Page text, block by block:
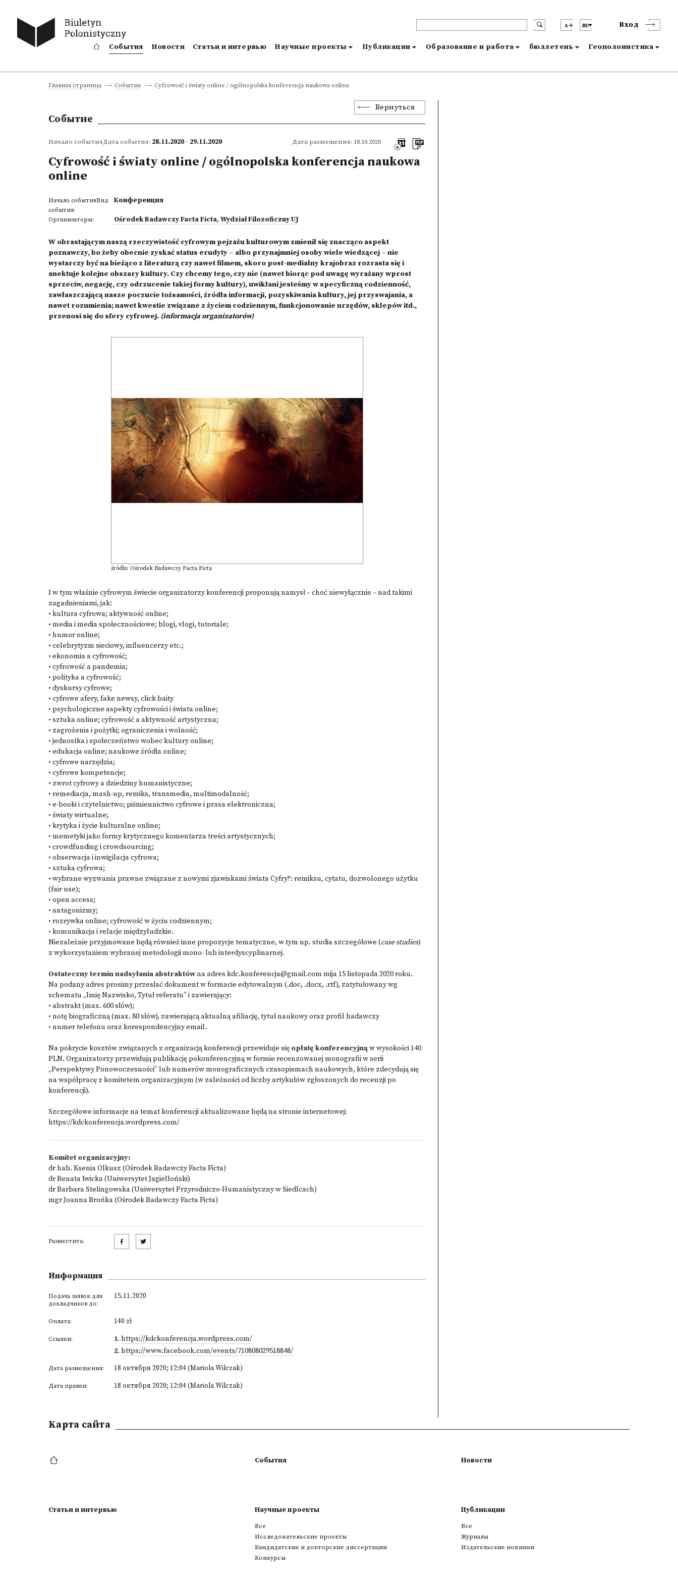
A RU Вход
События Новости Статьи и интервью Научные проекты Публикации Образование и работа бюллетень Геополонистика
Главная страница События Cyfrowość i światy online / ogólnopolska konferencja naukowa online
Вернуться
Событие
Начало событияДата события: 28.11.2020 - 29.11.2020 Дата размещения: 18.10.2020
Cyfrowość i światy online / ogólnopolska konferencja naukowa
online
Начало событияВид
события:
Конференция
Организаторы: Ośrodek Badawczy Facta Ficta, Wydział Filozoficzny UJ
W obrastającym naszą rzeczywistość cyfrowym pejzażu kulturowym zmienił się znacząco aspekt
poznawczy, bo żeby obecnie zyskać status erudyty – albo przynajmniej osoby wiele wiedzącej – nie
wystarczy być na bieżąco z literaturą czy nawet filmem, skoro post-medialny krajobraz rozrasta się i
anektuje kolejne obszary kultury. Czy chcemy tego, czy nie (nawet biorąc pod uwagę wyrażany wprost
sprzeciw, negację, czy odrzucenie takiej formy kultury), uwikłani jesteśmy w specyficzną codzienność,
zawłaszczającą nasze poczucie tożsamości, źródła informacji, pozyskiwania kultury, jej przyswajania, a
nawet rozumienia; nawet kwestie związane z życiem codziennym, funkcjonowanie urzędów, sklepów itd.,
przenosi się do sfery cyfrowej. (informacja organizatorów)
źródło: Ośrodek Badawczy Facta Ficta
I w tym właśnie cyfrowym świecie organizatorzy konferencji proponują namysł – choć niewyłącznie – nad takimi
zagadnieniami, jak:
• kultura cyfrowa; aktywność online;
• media i media społecznościowe; blogi, vlogi, tutoriale;
• humor online;
• celebrytyzm sieciowy, influencerzy etc.;
• ekonomia a cyfrowość;
• cyfrowość a pandemia;
• polityka a cyfrowość;
• dyskursy cyfrowe;
• cyfrowe afery, fake newsy, click baity
• psychologiczne aspekty cyfrowości i świata online;
• sztuka online; cyfrowość a aktywność artystyczna;
• zagrożenia i pożytki; ograniczenia i wolność;
• jednostka i społeczeństwo wobec kultury online;
• edukacja online; naukowe źródła online;
• cyfrowe narzędzia;
• cyfrowe kompetencje;
• zwrot cyfrowy a dziedziny humanistyczne;
• remediacja, mash-up, remiks, transmedia, multimodalność;
• e-booki i czytelnictwo; piśmiennictwo cyfrowe i prasa elektroniczna;
• światy wirtualne;
• krytyka i życie kulturalne online;
• memetyki jako formy krytycznego komentarza treści artystycznych;
• crowdfunding i crowdsourcing;
• obserwacja i inwigilacja cyfrowa;
• sztuka cyfrowa;
• wybrane wyzwania prawne związane z nowymi zjawiskami świata Cyfry?: remiksu, cytatu, dozwolonego użytku
(fair use);
• open access;
• antagonizmy;
• rozrywka online; cyfrowość w życiu codziennym;
• komunikacja i relacje międzyludzkie.
Niezależnie przyjmowane będą również inne propozycje tematyczne, w tym np. studia szczegółowe (case studies)
z wykorzystaniem wybranej metodologii mono- lub interdyscyplinarnej.
Ostateczny termin nadsyłania abstraktówna adres kdc.konferencja@gmail.com mija 15 listopada 2020 roku.
Na podany adres prosimy przesłać dokument w formacie edytowalnym (.doc, .docx, .rtf), zatytułowany wg
schematu „Imię Nazwisko, Tytuł referatu” i zawierający:
• abstrakt (max. 600 słów);
• notę biograficzną (max. 80 słów), zawierającą aktualną afiliację, tytuł naukowy oraz profil badawczy
• numer telefonu oraz korespondencyjny email.
Na pokrycie kosztów związanych z organizacją konferencji przewiduje się opłatę konferencyjnąw wysokości 140
PLN. Organizatorzy przewidują publikację pokonferencyjną w formie recenzowanej monografii w serii
„Perspektywy Ponowoczesności” lub numerów monograficznych czasopismach naukowych, które zdecydują się
na współpracę z komitetem organizacyjnym (w zależności od liczby artykułów zgłoszonych do recenzji po
konferencji).
Szczegółowe informacje na temat konferencji aktualizowane będą na stronie internetowej:
https://kdckonferencja.wordpress.com/
Komitet organizacyjny:
dr hab. Ksenia Olkusz (Ośrodek Badawczy Facta Ficta)
dr Renata Iwicka (Uniwersytet Jagielloński)
dr Barbara Stelingowska (Uniwersytet Przyrodniczo-Humanistyczny w Siedlcach)
mgr Joanna Brońka (Ośrodek Badawczy Facta Ficta)
Разместить:
Информация
Подача заявок для
докладчиков до:
15.11.2020
Оплата: 140 zł
Ссылки: 1. https://kdckonferencja.wordpress.com/
2. https://www.facebook.com/events/710808029518848/
Дата размещения: 18 октября 2020; 12:04 (Mariola Wilczak)
Дата правки: 18 октября 2020; 12:04 (Mariola Wilczak)
Kарта сайта
События Новости
Статьи и интервью Научные проекты
Все
Исследовательские проекты
Кандидатские и докторские диссертации
Конкурсы
Публикации
Все
Журналы
Издательские новинки